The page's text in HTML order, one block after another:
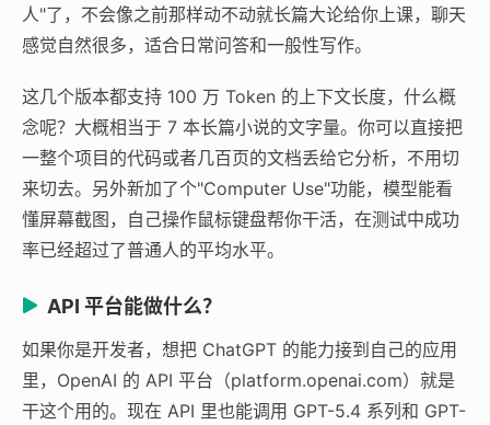
人"了，不会像之前那样动不动就长篇大论给你上课，聊天
感觉自然很多，适合日常问答和一般性写作。
这几个版本都支持 100 万 Token 的上下文长度，什么概
念呢？大概相当于 7 本长篇小说的文字量。你可以直接把
一整个项目的代码或者几百页的文档丢给它分析，不用切
来切去。另外新加了个"Computer Use"功能，模型能看
懂屏幕截图，自己操作鼠标键盘帮你干活，在测试中成功
率已经超过了普通人的平均水平。
API 平台能做什么？
如果你是开发者，想把 ChatGPT 的能力接到自己的应用
里，OpenAI 的 API 平台（platform.openai.com）就是
干这个用的。现在 API 里也能调用 GPT-5.4 系列和 GPT-